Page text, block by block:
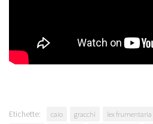
Etichette: caio gracchi lex frumentaria